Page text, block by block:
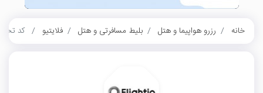
خانه رزرو هواپیما و هتل بلیط مسافرتی و هتل فلایتیو کد تخفیف 20 هزار تومانی